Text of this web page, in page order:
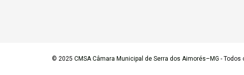
© 2025 CMSA Câmara Municipal de Serra dos Aimorés–MG - Todos